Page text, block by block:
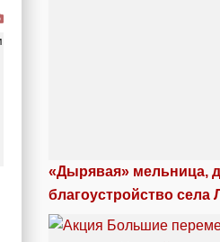
«Дырявая» мельница,
благоустройство села